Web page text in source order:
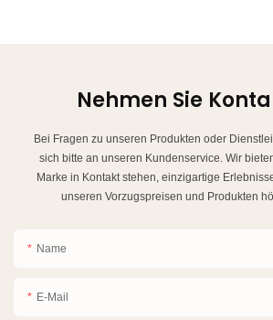
Nehmen Sie
Bei Fragen zu unseren Produkten oder
sich bitte an unseren Kundenservice. Wir
Marke in Kontakt stehen, einzigartige
unseren Vorzugspreisen und Produkten
Name
E-Mail